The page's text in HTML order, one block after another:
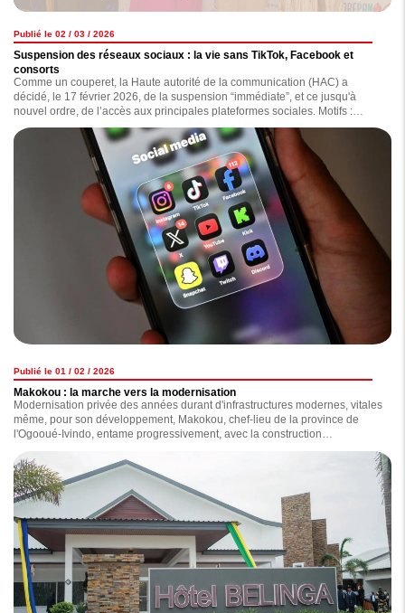
Publié le 02 / 03 / 2026
Suspension des réseaux sociaux : la vie sans TikTok, Facebook et
consorts
Comme un couperet, la Haute autorité de la communication (HAC) a
décidé, le 17 février 2026, de la suspension “immédiate”, et ce jusqu'à
nouvel ordre, de l’accès aux principales plateformes sociales. Motifs :
diffusion de contenus jugés “inappropriés, diffamatoires, haineux ou
injurieux”. Depuis lors, comment la population vit-elle cette situation ?
Publié le 01 / 02 / 2026
Makokou : la marche vers la modernisation
Modernisation privée des années durant d'infrastructures modernes, vitales
même, pour son développement, Makokou, chef-lieu de la province de
l'Ogooué-Ivindo, entame progressivement, avec la construction
d'infrastructures dont certaines ont été inaugurées en début de semaine
par le chef de l'Etat, Brice Clotaire Oligui Nguema, pendant que d'autres
sont en voie d'achèvement, sa marche vers un futur radieux. Au grand
bonheur des habitants de cette région située au nord-est du Gabon.